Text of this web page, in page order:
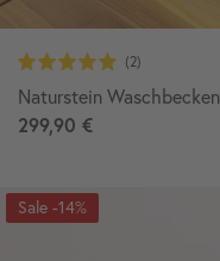
Naturstein
299,90 €
-14%